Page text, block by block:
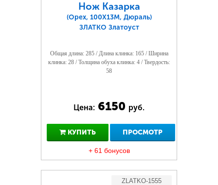
Нож Казарка
(Орех, 100Х13М, Дюраль)
ЗЛАТКО Златоуст
Общая длина: 285 / Длина клинка: 165 / Ширина
клинка: 28 / Толщина обуха клинка: 4 / Твердость:
58
Цена: 6150 руб.
КУПИТЬ ПРОСМОТР
+ 61 бонусов
ZLATKO-1555